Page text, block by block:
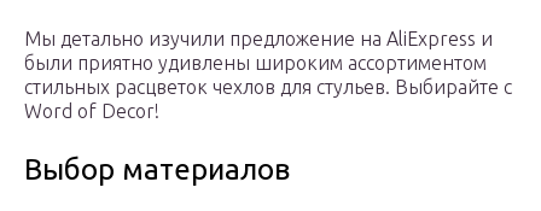
Мы детально изучили предложение на AliExpress и
были приятно удивлены широким ассортиментом
стильных расцветок чехлов для стульев. Выбирайте с
Word of Decor!
Выбор материалов